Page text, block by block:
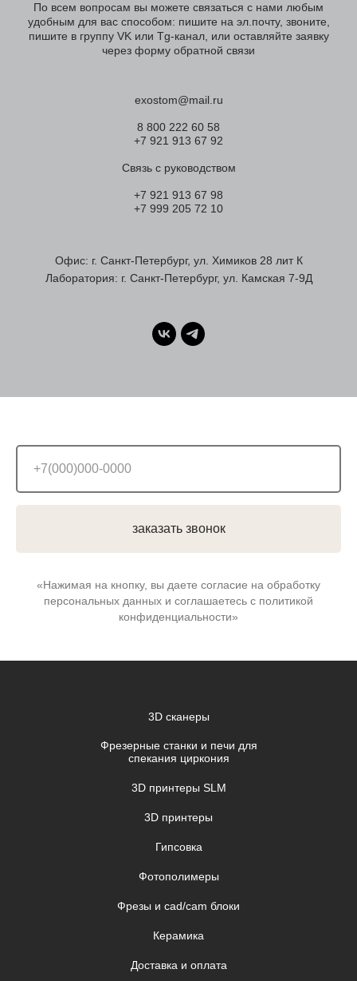
По всем вопросам вы можете связаться с нами любым
удобным для вас способом: пишите на эл.почту, звоните,
пишите в группу VK или Tg-канал, или оставляйте заявку
через форму обратной связи
exostom@mail.ru
8 800 222 60 58
+7 921 913 67 92
Связь с руководством
+7 921 913 67 98
+7 999 205 72 10
Офис: г. Санкт-Петербург, ул. Химиков 28 лит К
Лаборатория: г. Санкт-Петербург, ул. Камская 7-9Д
заказать звонок
«Нажимая на кнопку, вы даете согласие на обработку
персональных данных и соглашаетесь c политикой
конфиденциальности»
3D сканеры
Фрезерные станки и печи для
спекания циркония
3D принтеры SLM
3D принтеры
Гипсовка
Фотополимеры
Фрезы и cad/cam блоки
Керамика
Доставка и оплата